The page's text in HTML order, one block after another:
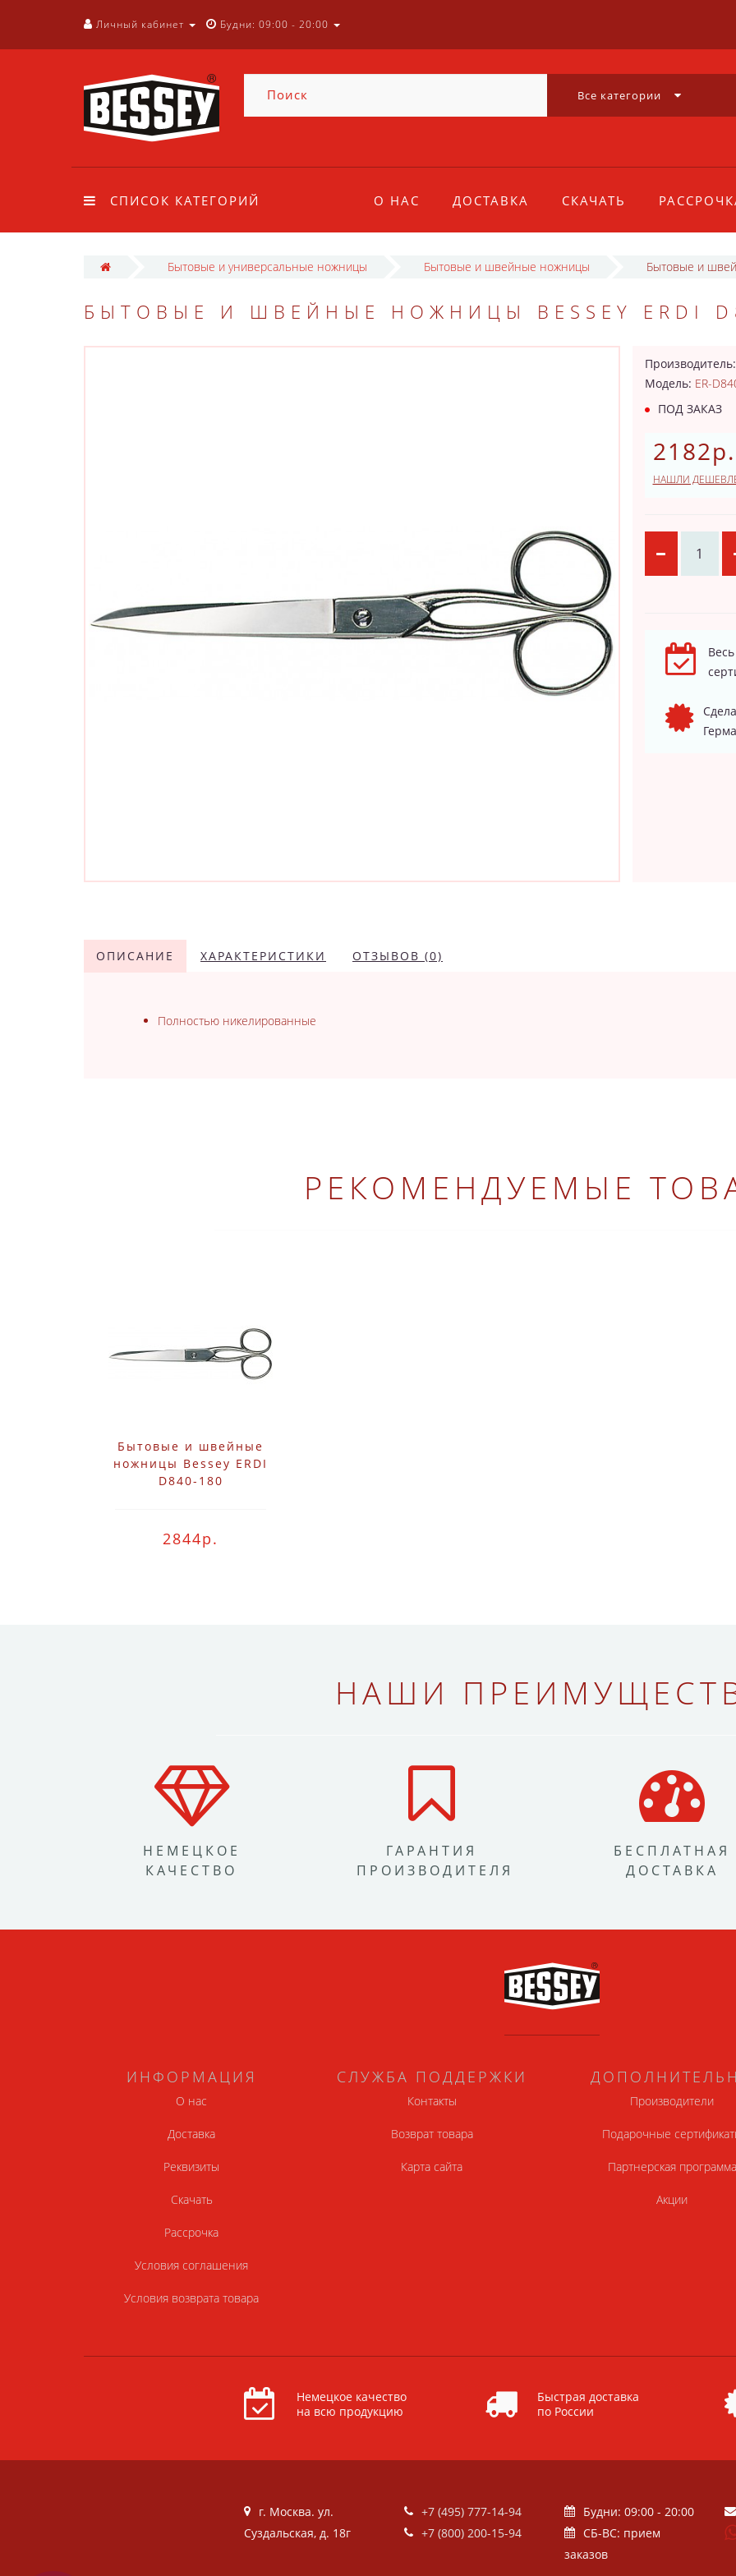
Личный кабинет Будни: 09:00 - 20:00
Все категории
СПИСОК КАТЕГОРИЙ О НАС ДОСТАВКА СКАЧАТЬ
Бытовые и универсальные ножницы Бытовые и швейные ножницы Бытовые и
БЫТОВЫЕ И ШВЕЙНЫЕ НОЖНИЦЫ BESSEY ERDI
Модель: ER-
ПОД ЗАКАЗ
2182р.
НАШЛИ
ОПИСАНИЕ ХАРАКТЕРИСТИКИ ОТЗЫВОВ (0)
Полностью никелированные
РЕКОМЕНДУЕМЫЕ
Бытовые и швейные
ножницы Bessey ERDI
D840-180
2844р.
НАШИ
НЕМЕЦКОЕ
КАЧЕСТВО
ГАРАНТИЯ
ПРОИЗВОДИТЕЛЯ
БЕСПЛАТНАЯ
ДОСТАВКА
ИНФОРМАЦИЯ
О нас
Доставка
Реквизиты
Скачать
Рассрочка
Условия соглашения
Условия возврата товара
СЛУЖБА ПОДДЕРЖКИ
Контакты
Возврат товара
Карта сайта
Производители
Подарочные
Партнерская программа
Акции
Немецкое качество
на всю продукцию
Быстрая доставка
по России
г. Москва. ул.
Суздальская, д. 18г
+7 (495) 777-14-94
+7 (800) 200-15-94
Будни: 09:00 - 20:00
СБ-ВС: прием
заказов